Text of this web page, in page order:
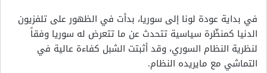
في بداية عودة لونا إلى سوريا، بدأت في الظهور على تلفزيون
الدنيا كمنظّرة سياسية تتحدث عن ما تتعرض له سوريا وفقاً
لنظرية النظام السوري، وقد أثبتت الشبل كفاءة عالية في
التماشي مع مايريده النظام.